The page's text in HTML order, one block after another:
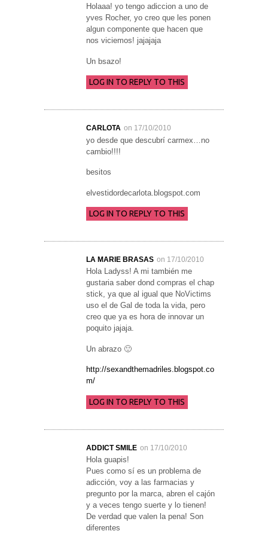
Holaaa! yo tengo adiccion a uno de
yves Rocher, yo creo que les ponen
algun componente que hacen que
nos viciemos! jajajaja
Un bsazo!
LOG IN TO REPLY TO THIS
CARLOTA on 17/10/2010
yo desde que descubrí carmex…no
cambio!!!!
besitos
elvestidordecarlota.blogspot.com
LOG IN TO REPLY TO THIS
LA MARIE BRASAS on 17/10/2010
Hola Ladyss! A mi también me
gustaria saber dond compras el chap
stick, ya que al igual que NoVictims
uso el de Gal de toda la vida, pero
creo que ya es hora de innovar un
poquito jajaja.
Un abrazo 🙂
http://sexandthemadriles.blogspot.co
m/
LOG IN TO REPLY TO THIS
ADDICT SMILE on 17/10/2010
Hola guapis!
Pues como sí es un problema de
adicción, voy a las farmacias y
pregunto por la marca, abren el cajón
y a veces tengo suerte y lo tienen!
De verdad que valen la pena! Son
diferentes